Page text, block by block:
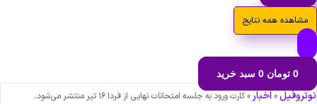
مشاهده همه نتایج
0 تومان 0 سبد خرید
»اخبار»کارت ورود به جلسه امتحانات نهایی از فردا ۱۶ تیر منتشر می‌شود.